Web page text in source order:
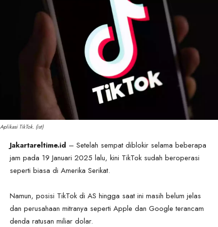
Aplikasi TikTok. (ist)
Jakartareltime.id – Setelah sempat diblokir selama beberapa
jam pada 19 Januari 2025 lalu, kini TikTok sudah beroperasi
seperti biasa di Amerika Serikat.
Namun, posisi TikTok di AS hingga saat ini masih belum jelas
dan perusahaan mitranya seperti Apple dan Google terancam
denda ratusan miliar dolar.